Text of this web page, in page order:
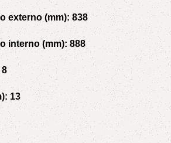
externo (mm): 838
interno (mm): 888
8
13